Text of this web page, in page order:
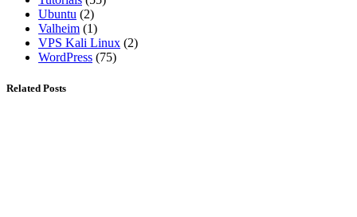
Ubuntu (2)
Valheim (1)
VPS Kali Linux (2)
WordPress (75)
Related Posts